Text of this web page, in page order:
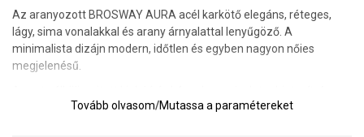
Az aranyozott BROSWAY AURA acél karkötő elegáns, réteges,
lágy, sima vonalakkal és arany árnyalattal lenyűgöző. A
minimalista dizájn modern, időtlen és egyben nagyon nőies
megjelenésű.
könnyed, kifinomult jelleget kölcsönöz a karkötőnek. Az
Tovább olvasom/Mutassa a paramétereket